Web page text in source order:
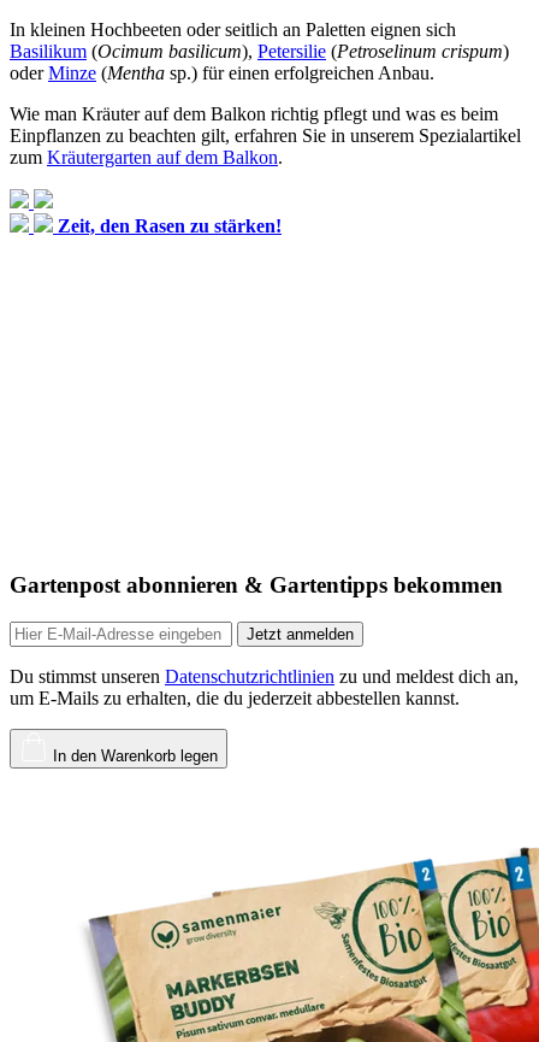
In kleinen Hochbeeten oder seitlich an Paletten eignen sich
Basilikum (Ocimum basilicum), Petersilie (Petroselinum crispum)
oderMinze (Mentha sp.) für einen erfolgreichen Anbau.
Wie man Kräuter auf dem Balkon richtig pflegt und was es beim
Einpflanzen zu beachten gilt, erfahren Sie in unserem Spezialartikel
zum Kräutergarten auf dem Balkon.
Zeit, den Rasen zu stärken!
Gartenpost abonnieren & Gartentipps bekommen
Jetzt anmelden
Du stimmst unseren Datenschutzrichtlinien zu und meldest dich an,
um E-Mails zu erhalten, die du jederzeit abbestellen kannst.
In den Warenkorb legen